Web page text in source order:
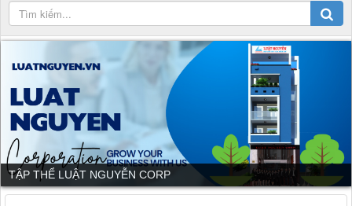
TẬP THỂ LUẬT NGUYỄN CORP